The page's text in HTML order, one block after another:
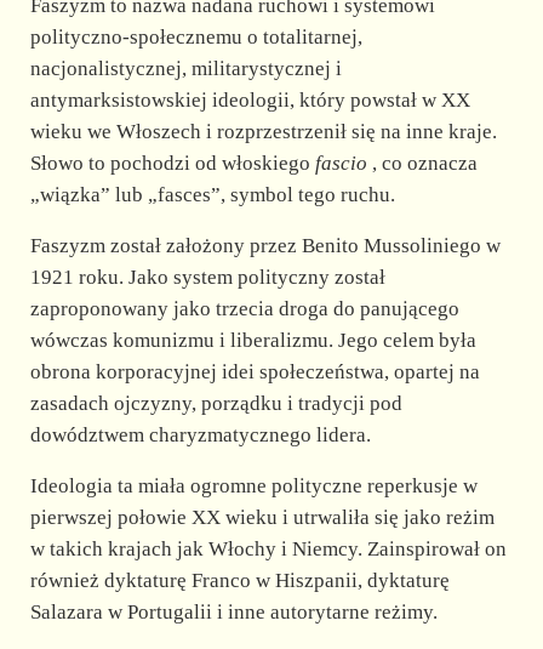
Faszyzm to nazwa nadana ruchowi i systemowi
polityczno-społecznemu o totalitarnej,
nacjonalistycznej, militarystycznej i
antymarksistowskiej ideologii, który powstał w XX
wieku we Włoszech i rozprzestrzenił się na inne kraje.
Słowo to pochodzi od włoskiego fascio , co oznacza
„wiązka” lub „fasces”, symbol tego ruchu.
Faszyzm został założony przez Benito Mussoliniego w
1921 roku. Jako system polityczny został
zaproponowany jako trzecia droga do panującego
wówczas komunizmu i liberalizmu. Jego celem była
obrona korporacyjnej idei społeczeństwa, opartej na
zasadach ojczyzny, porządku i tradycji pod
dowództwem charyzmatycznego lidera.
Ideologia ta miała ogromne polityczne reperkusje w
pierwszej połowie XX wieku i utrwaliła się jako reżim
w takich krajach jak Włochy i Niemcy. Zainspirował on
również dyktaturę Franco w Hiszpanii, dyktaturę
Salazara w Portugalii i inne autorytarne reżimy.